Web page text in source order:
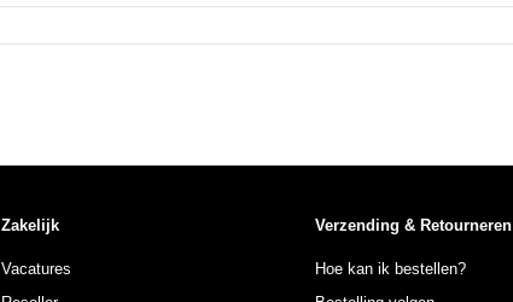
Zakelijk
Vacatures
Verzending & Retourneren
Hoe kan ik bestellen?